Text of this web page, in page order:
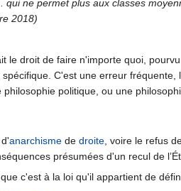
qui ne permet plus aux classes
2018)
le droit de faire n'importe quoi,
spécifique. C'est une erreur fréquente,
politique, ou une
anarchisme de droite, voire le refus
présumées d'un recul de
c'est à la loi qu'il appartient de